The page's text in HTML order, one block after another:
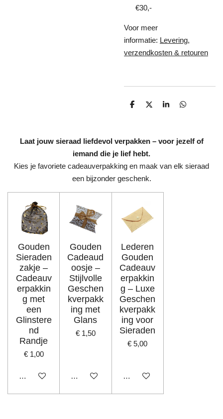
€30,-
Voor meer
informatie: Levering,
verzendkosten & retouren
D
n
D
S
D
Laat jouw sieraad liefdevol verpakken – voor jezelf of
iemand die je lief hebt.
Kies je favoriete cadeauverpakking en maak van elk sieraad
een bijzonder geschenk.
Gouden
Sieraden
zakje –
Cadeauv
erpakkin
g met
een
Glinstere
nd
Randje
€ 1,00
In winkelwagen
Gouden
Cadeaud
oosje –
Stijlvolle
Geschen
kverpakk
ing met
Glans
€ 1,50
In winkelwagen
Lederen
Gouden
Cadeauv
erpakkin
g – Luxe
Geschen
kverpakk
ing voor
Sieraden
€ 5,00
In winkelwagen